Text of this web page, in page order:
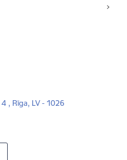
, Rīga, LV - 1026